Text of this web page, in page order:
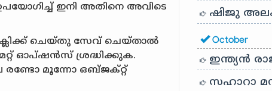
ഇനി അതിനെ അവിടെ
ക്ലിക്ക് ചെയ്തു സേവ് ചെയ്താൽ
ഓപ്ഷൻസ് ശ്രദ്ധിക്കുക.
രണ്ടോ മൂന്നോ ഒബ്ജക്റ്റ്
ഷിജു
October
ഇന്ത്യൻ
സഹാറാ